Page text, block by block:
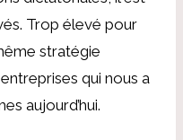
Trop élevé pour
stratégie
qui nous a
aujourd’hui.